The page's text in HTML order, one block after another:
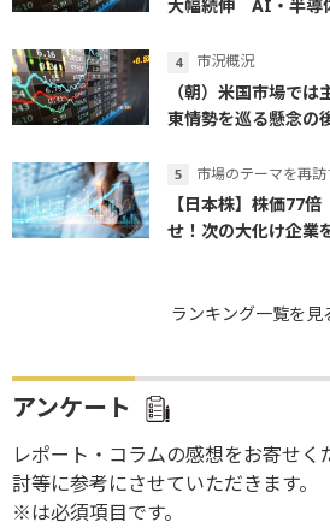
大幅続伸 AI・半導
市況概況
（朝）米国市場で
東情勢を巡る懸念の
市場のテーマを再訪する
【日本株】株価77
せ！次の大化け企業
ランキング一覧を見
アンケート
レポート・コラムの感想をお寄せ
討等に参考にさせていただきます。
※は必須項目です。